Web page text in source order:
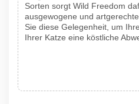
Sorten sorgt Wild Freedom
ausgewogene und
Sie diese Gelegenheit, um
Ihrer Katze eine köstliche